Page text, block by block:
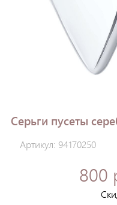
Серьги пусеты
Артикул: 94170250
800